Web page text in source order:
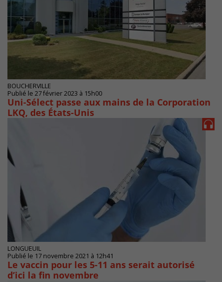
BOUCHERVILLE
Publié le 27 février 2023 à 15h00
Uni-Sélect passe aux mains de la Corporation
LKQ, des États-Unis
LONGUEUIL
Publié le 17 novembre 2021 à 12h41
Le vaccin pour les 5-11 ans serait autorisé
d’ici la fin novembre